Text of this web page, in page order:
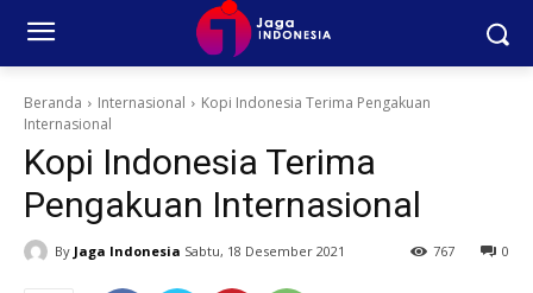
Beranda Internasional
Kopi Indonesia Terima Pengakuan
Internasional
Kopi Indonesia Terima
Pengakuan Internasional
By Jaga Indonesia Sabtu, 18 Desember 2021 0
767